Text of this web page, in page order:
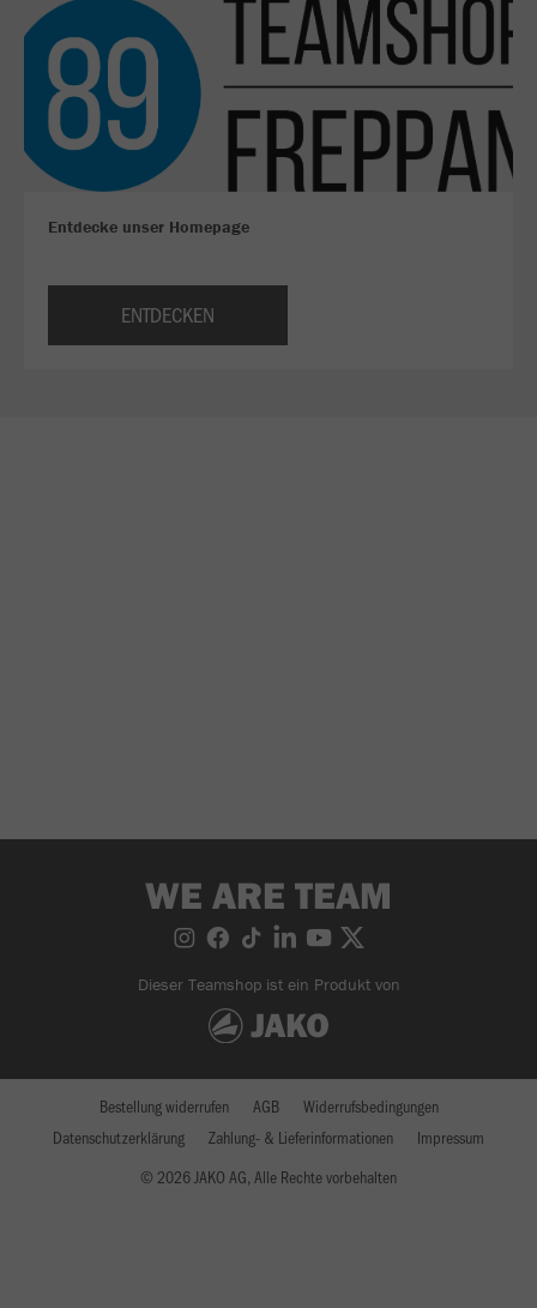
Entdecke unser Homepage
ENTDECKEN
WE ARE TEAM
Dieser Teamshop ist ein Produkt von
© 2026 JAKO AG, Alle Rechte vorbehalten
Bestellung widerrufen AGB
Widerrufsbedingungen
Datenschutzerklärung
Zahlung- & Lieferinformationen Impressum